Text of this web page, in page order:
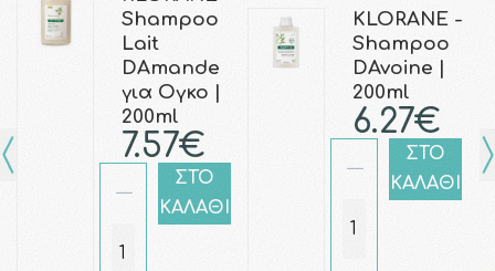
Shampoo
Lait
DAmande
για Ογκο |
200ml
7.57€
ΣΤΟ
ΚΑΛΑΘΙ
KLORANE -
Shampoo
DAvoine |
200ml
6.27€
ΣΤΟ
ΚΑΛΑΘΙ